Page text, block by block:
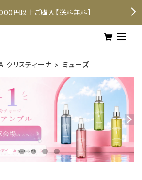
円以上ご購入【送料無料】
クリスティーナ ミューズ